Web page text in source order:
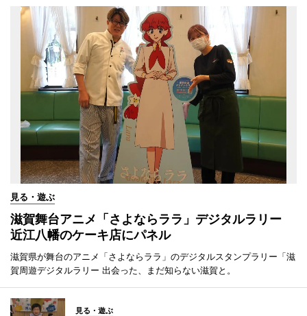
見る・遊ぶ
滋賀舞台アニメ「さよならララ」デジタルラリー
近江八幡のケーキ店にパネル
滋賀県が舞台のアニメ「さよならララ」のデジタルスタンプラリー「滋
賀周遊デジタルラリー 出会った、まだ知らない滋賀と。
見る・遊ぶ